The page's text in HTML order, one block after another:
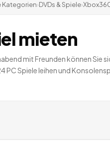
Kategorien›DVDs & Spiele›
mieten
mit Freunden können Sie
PC Spiele leihen und